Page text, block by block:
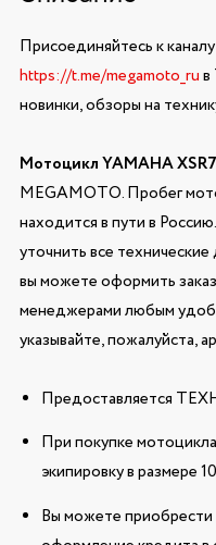
Присоединяйтесь к
https://t.me/megamoto_ruв
новинки, обзоры на
Мотоцикл YAMAHA
MEGAMOTO. Пробег
находится в пути в
уточнить все
вы можете оформить
менеджерами любым
указывайте, пожалуйста,
Предоставляется
При покупке
экипировку в размере
Вы можете